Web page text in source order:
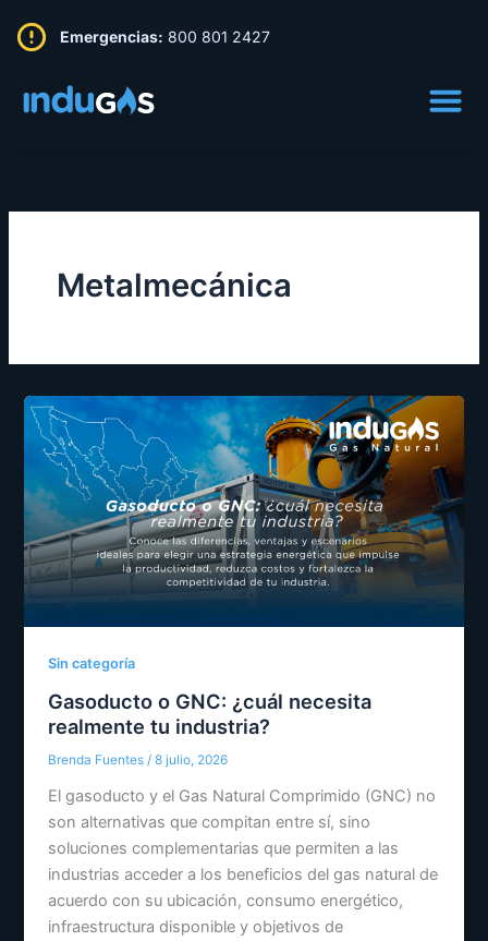
Emergencias: 800 801 2427
Metalmecánica
Sin categoría
Gasoducto o GNC: ¿cuál necesita
realmente tu industria?
Brenda Fuentes/8 julio, 2026
El gasoducto y el Gas Natural Comprimido (GNC) no
son alternativas que compitan entre sí, sino
soluciones complementarias que permiten a las
industrias acceder a los beneficios del gas natural de
acuerdo con su ubicación, consumo energético,
infraestructura disponible y objetivos de